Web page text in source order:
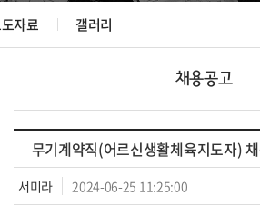
자료 갤러리
채용공고
무기계약직(어르신생활체육지도자)
서미라 2024-06-25 11:25:00